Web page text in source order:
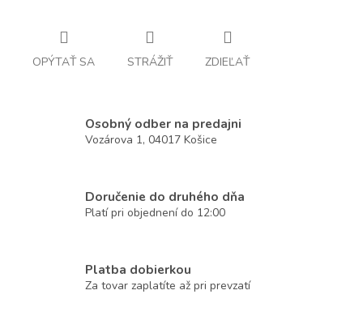
OPÝTAŤ SA STRÁŽIŤ ZDIEĽAŤ
Osobný odber na predajni
Vozárova 1, 04017 Košice
Doručenie do druhého dňa
Platí pri objednení do 12:00
Platba dobierkou
Za tovar zaplatíte až pri prevzatí